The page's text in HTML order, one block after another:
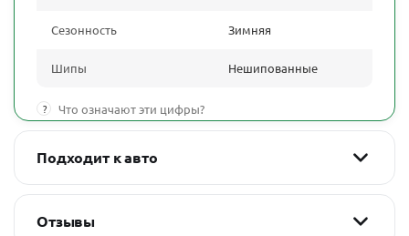
Сезонность Зимняя
Шипы Нешипованные
? Что означают эти цифры?
Подходит к авто
Отзывы